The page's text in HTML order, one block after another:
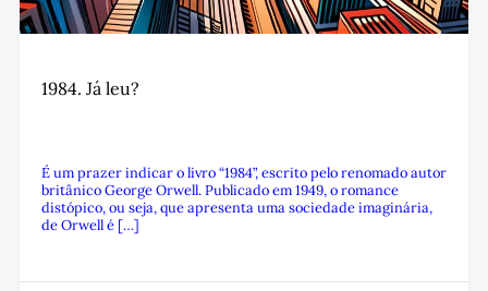
1984. Já leu?
É um prazer indicar o livro “1984”, escrito pelo renomado autor
britânico George Orwell. Publicado em 1949, o romance
distópico, ou seja, que apresenta uma sociedade imaginária,
de Orwell é […]